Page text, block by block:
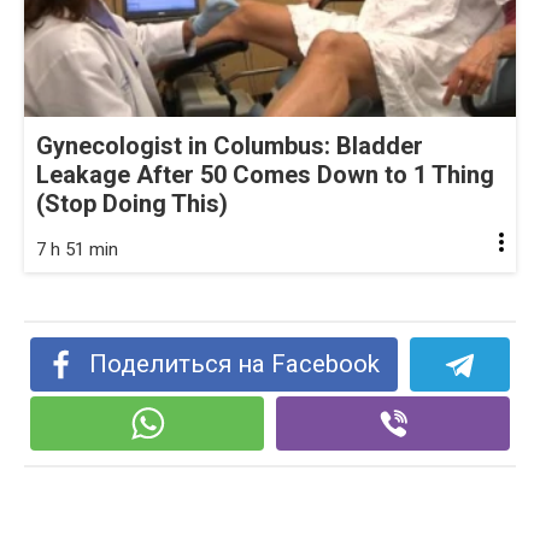
Gynecologist in Columbus: Bladder
Leakage After 50 Comes Down to 1 Thing
(Stop Doing This)
7 h 51 min
Поделиться на Facebook